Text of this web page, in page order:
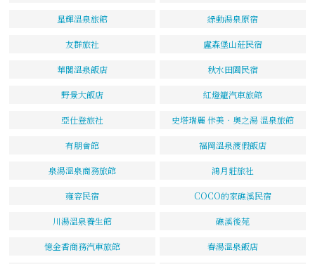
星輝溫泉旅館 綠動湯泉原宿
友群旅社 盧森堡山莊民宿
華閣溫泉飯店 秋水田園民宿
野景大飯店 紅燈籠汽車旅館
亞仕登旅社 史塔瑞麗 佧美‧奧之湯 溫泉旅館
有朋會館 福岡溫泉渡假飯店
泉湯溫泉商務旅館 鴻月莊旅社
雍容民宿 COCO的家礁溪民宿
川湯溫泉養生館 礁溪後苑
憶金香商務汽車旅館 春湯溫泉飯店